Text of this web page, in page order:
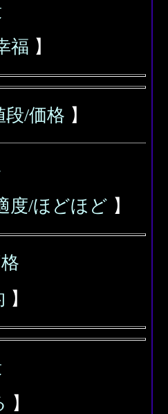
福 】
段/価格 】
度/ほどほど 】
】
】